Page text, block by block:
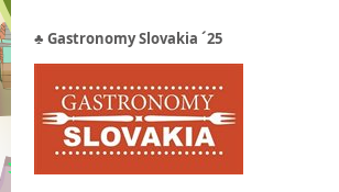
♣Gastronomy Slovakia ´25